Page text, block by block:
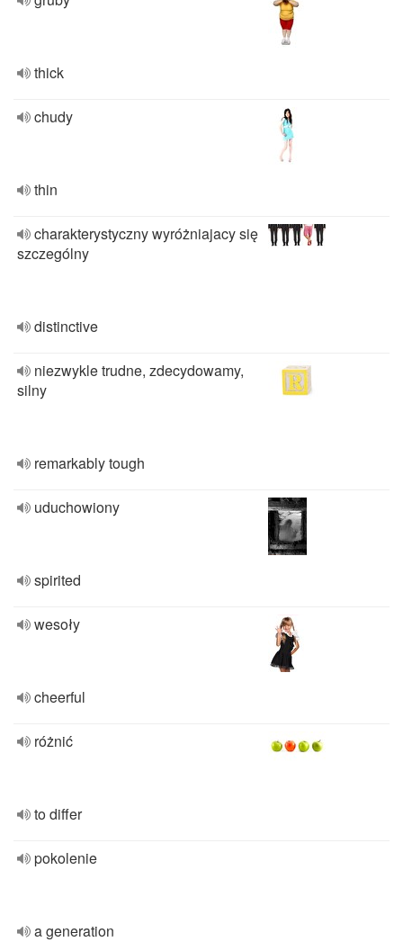
thick
chudy
thin
charakterystyczny wyróżniajacy się
szczególny
distinctive
niezwykle trudne, zdecydowamy,
silny
remarkably tough
uduchowiony
spirited
wesoły
cheerful
różnić
to differ
pokolenie
a generation